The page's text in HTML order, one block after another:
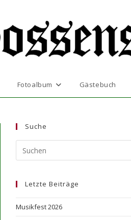
Fotoalbum Gästebuch
Suche
Letzte Beiträge
Musikfest 2026